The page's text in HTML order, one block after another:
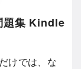
題集 Kindle
けでは、な